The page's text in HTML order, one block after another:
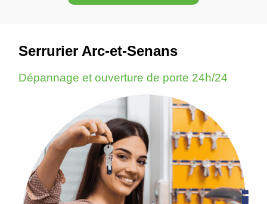
Serrurier Arc-et-Senans
Dépannage et ouverture de porte 24h/24